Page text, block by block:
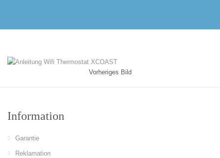
Vorheriges Bild
Information
Garantie
Reklamation